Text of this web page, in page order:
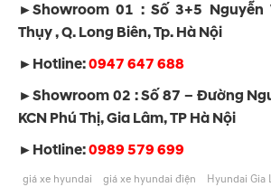
►Showroom 01 : Số 3+5 Nguyễn
Thụy , Q. Long Biên, Tp. Hà Nội
►Hotline:0947 647 688
►Showroom 02 : Số 87 – Đường
KCN Phú Thị, Gia Lâm, TP Hà Nội
►Hotline:0989 579 699
giá xe hyundai giá xe hyundai điện Hyundai Gia